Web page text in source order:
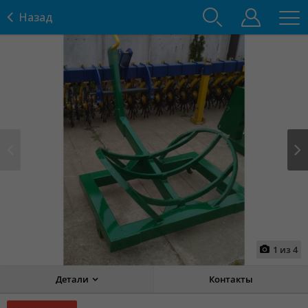
Назад
1 из 4
Детали Контакты